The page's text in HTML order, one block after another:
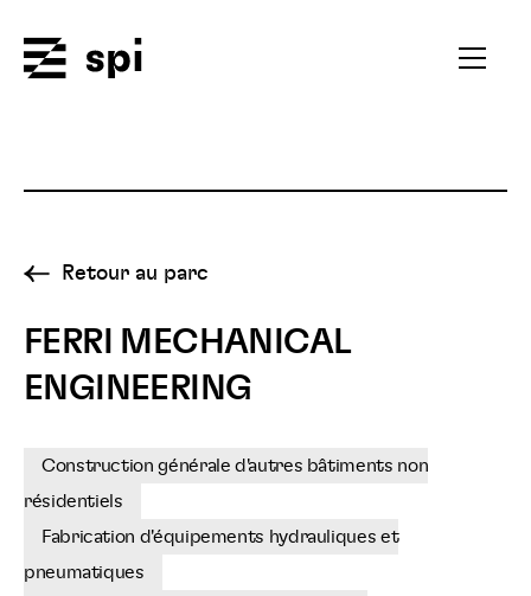
Ouvrir
Retour au parc
FERRI MECHANICAL
ENGINEERING
Construction générale d'autres bâtiments non
résidentiels
Fabrication d'équipements hydrauliques et
pneumatiques